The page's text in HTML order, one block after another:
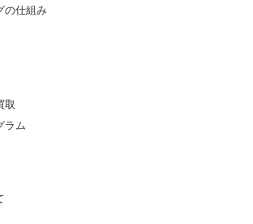
の仕組み
取
ラム